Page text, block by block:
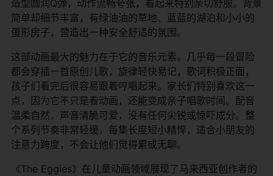
造型圆润Q弹，动作流畅夸张，看起来特别亲切舒服。背景
简单却细节丰富，有绿油油的草地、蓝蓝的湖泊和小小的
蛋形房子，营造出一种安全舒适的氛围。
这部动画最大的魅力在于它的音乐元素。几乎每一段冒险
都会穿插一首原创儿歌，旋律轻快易记，歌词积极正面，
孩子们看完后很容易跟着哼唱起来。家长们特别喜欢这一
点，因为它不只是看动画，还能变成亲子唱歌时间。配音
温柔自然，声音清脆可爱，没有任何尖锐或惊吓成分。整
个系列节奏非常轻缓，每集长度短小精悍，适合小朋友的
注意力跨度，不会让他们觉得累或无聊。
《The Eggies》在儿童动画领域展现了马来西亚创作者的